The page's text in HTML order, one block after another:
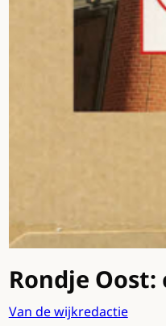
Rondje
Van de wijkredactie